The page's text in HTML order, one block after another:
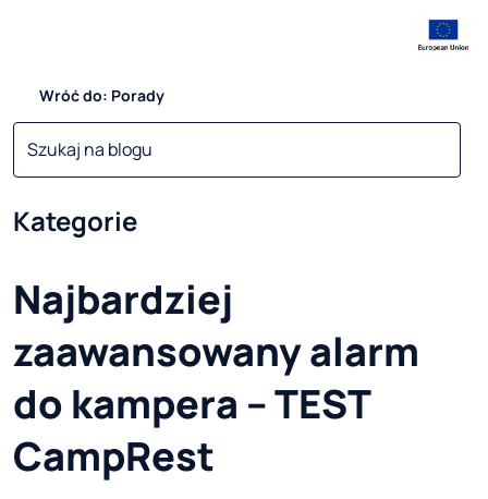
Wróć do: Porady
Kategorie
Najbardziej
zaawansowany alarm
do kampera – TEST
CampRest